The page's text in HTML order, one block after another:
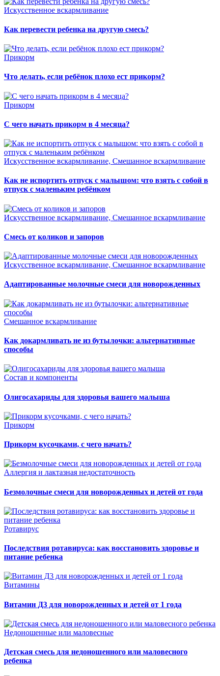
Искусственное вскармливание
Как перевести ребенка на другую смесь?
Прикорм
Что делать, если ребёнок плохо ест прикорм?
Прикорм
С чего начать прикорм в 4 месяца?
Искусственное вскармливание, Смешанное вскармливание
Как не испортить отпуск с малышом: что взять с собой в
отпуск с маленьким ребёнком
Искусственное вскармливание, Смешанное вскармливание
Смесь от коликов и запоров
Искусственное вскармливание, Смешанное вскармливание
Адаптированные молочные смеси для новорожденных
Смешанное вскармливание
Как докармливать не из бутылочки: альтернативные
способы
Состав и компоненты
Олигосахариды для здоровья вашего малыша
Прикорм
Прикорм кусочками, с чего начать?
Аллергия и лактазная недостаточность
Безмолочные смеси для новорожденных и детей от года
Ротавирус
Последствия ротавируса: как восстановить здоровье и
питание ребенка
Витамины
Витамин Д3 для новорожденных и детей от 1 года
Недоношенные или маловесные
Детская смесь для недоношенного или маловесного
ребенка